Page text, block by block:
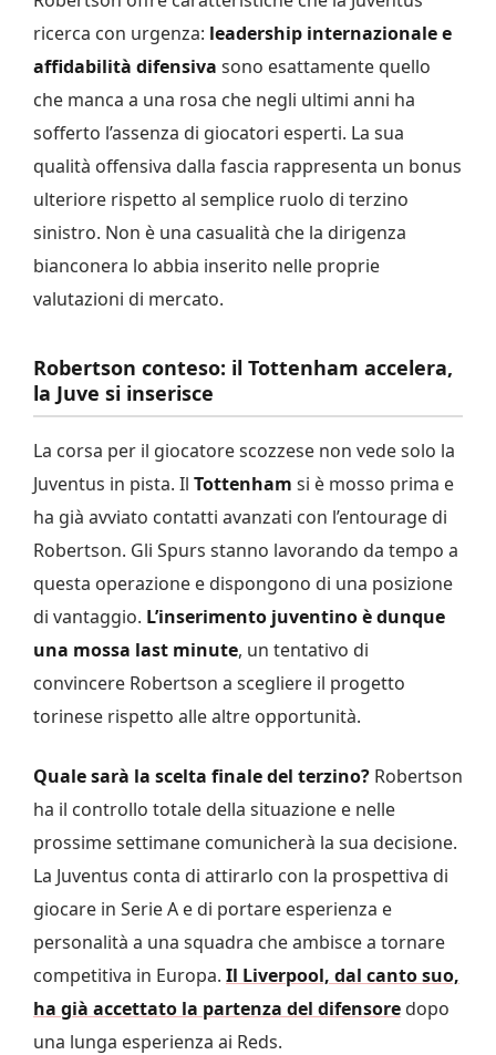
ricerca con urgenza: leadership internazionale e
affidabilità difensiva sono esattamente quello
che manca a una rosa che negli ultimi anni ha
sofferto l’assenza di giocatori esperti. La sua
qualità offensiva dalla fascia rappresenta un bonus
ulteriore rispetto al semplice ruolo di terzino
sinistro. Non è una casualità che la dirigenza
bianconera lo abbia inserito nelle proprie
valutazioni di mercato.
Robertson conteso: il Tottenham accelera,
la Juve si inserisce
La corsa per il giocatore scozzese non vede solo la
Juventus in pista. Il Tottenham si è mosso prima e
ha già avviato contatti avanzati con l’entourage di
Robertson. Gli Spurs stanno lavorando da tempo a
questa operazione e dispongono di una posizione
di vantaggio. L’inserimento juventino è dunque
una mossa last minute, un tentativo di
convincere Robertson a scegliere il progetto
torinese rispetto alle altre opportunità.
Quale sarà la scelta finale del terzino? Robertson
ha il controllo totale della situazione e nelle
prossime settimane comunicherà la sua decisione.
La Juventus conta di attirarlo con la prospettiva di
giocare in Serie A e di portare esperienza e
personalità a una squadra che ambisce a tornare
competitiva in Europa. Il Liverpool, dal canto suo,
ha già accettato la partenza del difensore dopo
una lunga esperienza ai Reds.